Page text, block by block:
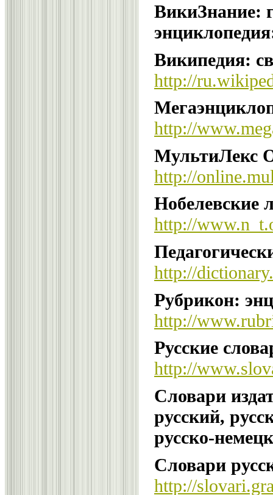
ВикиЗнание:
Википедия:
http://
http://
МультиЛекс
http://
Нобелевские
http://
http://
Рубрикон:
http://
Русские
http://
Словари
русский,
русско-
Словари
http://